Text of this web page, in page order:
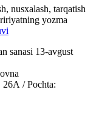
nusxalash, tarqatish
yozma
sanasi 13-avgust
26А / Pochta: